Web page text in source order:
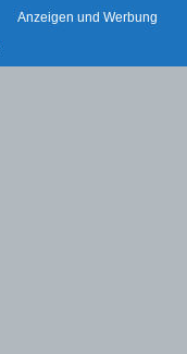
Anzeigen und Werbung